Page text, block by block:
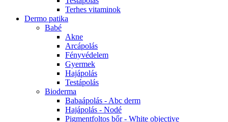
Terhes vitaminok
Dermo patika
Babé
Akne
Arcápolás
Fényvédelem
Gyermek
Hajápolás
Testápolás
Bioderma
Babaápolás - Abc derm
Hajápolás - Nodé
Pigmentfoltos bőr - White objective